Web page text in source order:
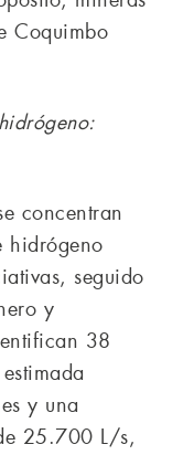
Coquimbo
concentran
hidrógeno
seguido
y
38
y una
25.700 L/s,